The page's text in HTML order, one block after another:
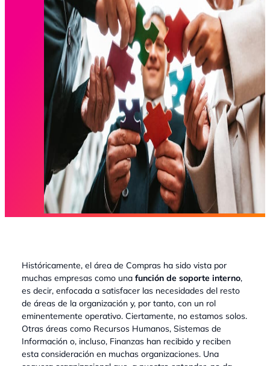
Históricamente, el área de Compras ha sido vista por
muchas empresas como una función de soporte interno,
es decir, enfocada a satisfacer las necesidades del resto
de áreas de la organización y, por tanto, con un rol
eminentemente operativo. Ciertamente, no estamos solos.
Otras áreas como Recursos Humanos, Sistemas de
Información o, incluso, Finanzas han recibido y reciben
esta consideración en muchas organizaciones. Una